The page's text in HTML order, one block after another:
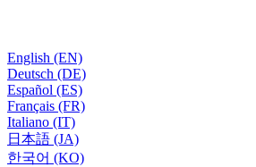
English (EN)
Deutsch (DE)
Español (ES)
Français (FR)
Italiano (IT)
日本語 (JA)
한국어 (KO)